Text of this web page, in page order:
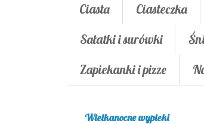
Ciasta Ciasteczka
Sałatki i surówki
Zapiekanki i pizze
Wielkanocne wypieki